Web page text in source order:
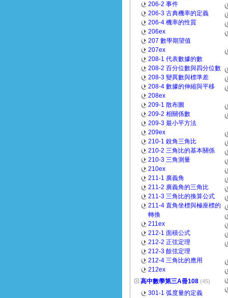
206-2 事件
206-3 古典機率的定義
206-4 機率的性質
206ex
207 數學期望值
207ex
208-1 代表數據的數
208-2 百分位數與四分位數
208-3 變異數與標準差
208-4 數據的伸縮與平移
208ex
209-1 散布圖
209-2 相關係數
209-3 最小平方法
209ex
210-1 銳角三角比
210-2 三角比的基本關係
210-3 三角測量
210ex
211-1 廣義角
211-2 廣義角的三角比
211-3 三角比的換算公式
211-4 直角坐標與極座標的
轉換
211ex
212-1 面積公式
212-2 正弦定理
212-3 餘弦定理
212-4 三角比的應用
212ex
高中數學第三A冊108 (45)
301-1 弧度量的定義